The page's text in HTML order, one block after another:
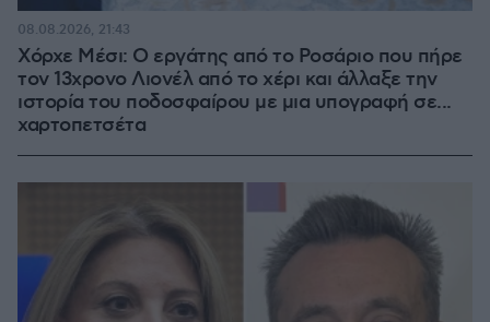
Χόρχε Μέσι: Ο εργάτης από το Ροσάριο που πήρε
τον 13χρονο Λιονέλ από το χέρι και άλλαξε την
ιστορία του ποδοσφαίρου με μια υπογραφή σε...
χαρτοπετσέτα
08.08.2026, 21:43